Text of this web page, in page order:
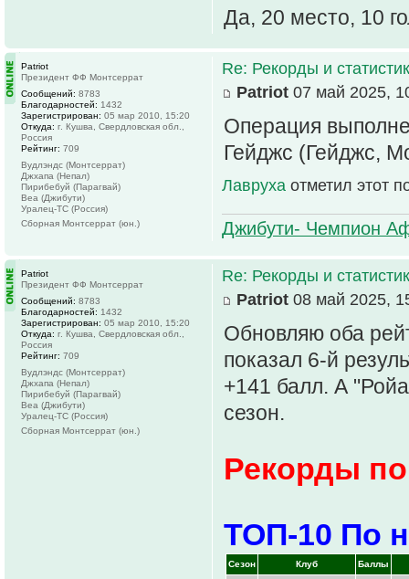
Да, 20 место, 10
Re: Рекорды и
Patriot 07 май 2025,
Операция
Гейджс (Гейджс,
Лавруха отметил этот
Джибути- Чемпион
Patriot
Президент ФФ Монтсеррат
Сообщений: 8783
Благодарностей: 1432
Зарегистрирован: 05 мар 2010, 15:20
Откуда: г. Кушва, Свердловская обл.,
Россия
Рейтинг: 709
Вудлэндс (Монтсеррат)
Джхапа (Непал)
Пирибебуй (Парагвай)
Веа (Джибути)
Уралец-ТС (Россия)
Сборная Монтсеррат (юн.)
Re: Рекорды и
Patriot 08 май 2025,
Обновляю оба
показал 6-й
+141 балл. А
сезон.
Рекорды
ТОП-10 По
Сезон Клуб Баллы
Patriot
Президент ФФ Монтсеррат
Сообщений: 8783
Благодарностей: 1432
Зарегистрирован: 05 мар 2010, 15:20
Откуда: г. Кушва, Свердловская обл.,
Россия
Рейтинг: 709
Вудлэндс (Монтсеррат)
Джхапа (Непал)
Пирибебуй (Парагвай)
Веа (Джибути)
Уралец-ТС (Россия)
Сборная Монтсеррат (юн.)